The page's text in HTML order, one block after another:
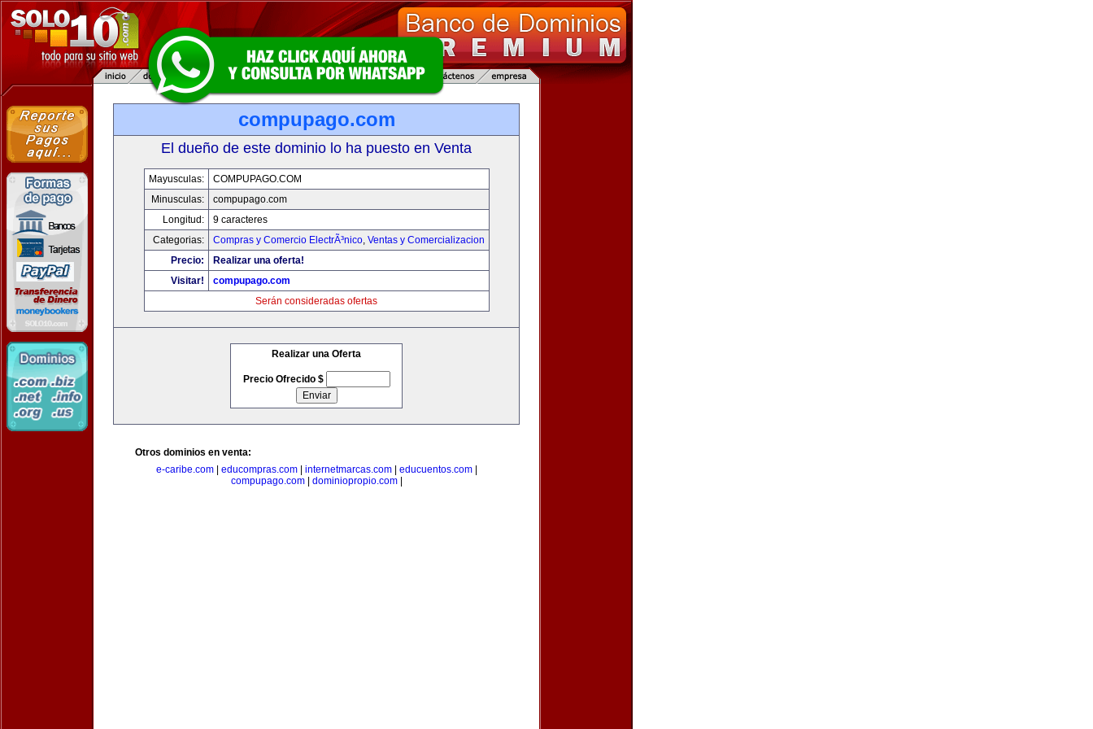
compupago.com
El dueño de este dominio lo ha puesto en Venta
Mayusculas:
COMPUPAGO.COM
Minusculas:
compupago.com
Longitud:
9 caracteres
Categorias:
Compras y Comercio ElectrÃ³nico, Ventas y Comercializacion
Precio:
Realizar una oferta!
Visitar!
compupago.com
Serán consideradas ofertas
Realizar una Oferta
Precio Ofrecido $
Otros dominios en venta:
e-caribe.com| educompras.com| internetmarcas.com| educuentos.com|
compupago.com| dominiopropio.com|